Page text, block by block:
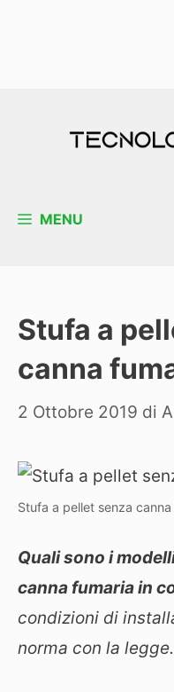
MENU
Stufa a
canna
2 Ottobre 2019 di
Stufa a pellet senza
Quali sono i
canna fumaria in
condizioni di
norma con la legge.